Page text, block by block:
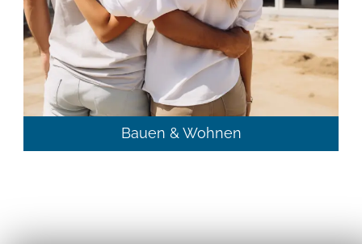
Bauen & Wohnen